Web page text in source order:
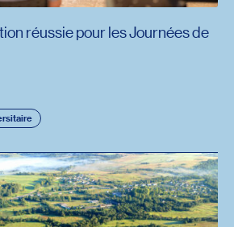
réussie pour les Journées de